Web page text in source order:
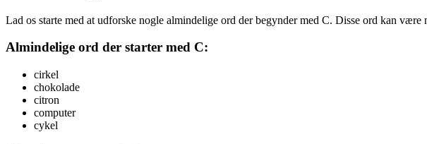
Lad os starte med at udforske nogle almindelige ord der begynder med C. Disse ord kan
Almindelige ord der starter med C:
cirkel
chokolade
citron
computer
cykel